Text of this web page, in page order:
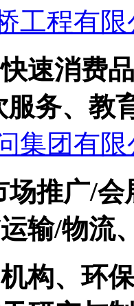
工程有限
速消费
务、教
集团有限
场推广/
输/物流
构、环